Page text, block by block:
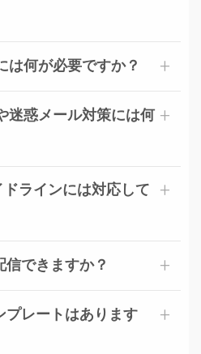
グ手法や戦略について、メルマ
トまでを含めた総合的な視点
ォームより24時間、いつでも受
関してはスタッフの在中する営
ツールのサポート窓口とは担当
、ブランディング以外について
の「お問合せ」からお願いいた
は何が必要ですか？
は、インターネットに接続され
を通して利用できるサービスに
迷惑メール対策には何
メールと判定され、迷惑メール
とを防ぐために、SPF、DKIM
安心してメール配信を行ってい
ラインには対応して
に対応しています。SPFレコー
ちろん、ワンクリック解除にも
できますか？
できます。コンビーズメールプ
ル、HTMLメール、リッチテキ
プレートはあります